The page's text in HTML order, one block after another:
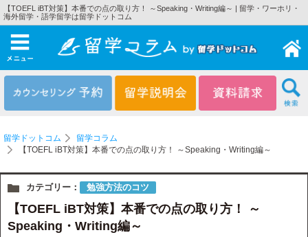
【TOEFL iBT対策】本番での点の取り方！ ～Speaking・Writing編～ | 留学・ワーホリ・
海外留学・語学留学は留学ドットコム
メニュー
留学ドットコム
留学コラム
【TOEFL iBT対策】本番での点の取り方！ ～Speaking・Writing編～
カテゴリー： 勉強方法のコツ
【TOEFL iBT対策】本番での点の取り方！ ～
Speaking・Writing編～